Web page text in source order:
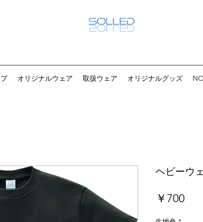
オリジナルウェア 取扱ウェア オリジナルグッズ
ヘビーウ
￥700価